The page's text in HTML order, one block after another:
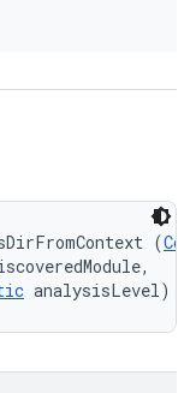
(
analysisLevel)